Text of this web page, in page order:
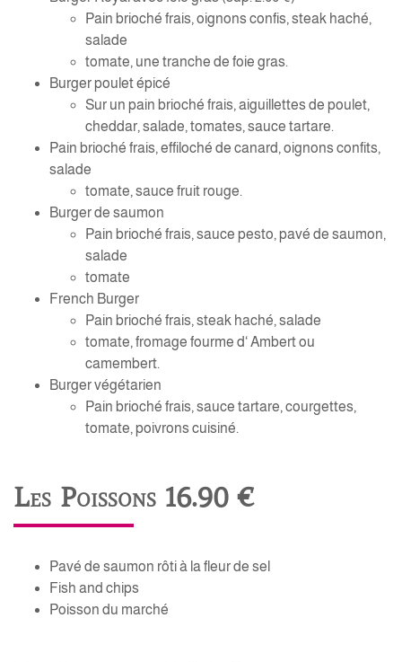
Pain brioché frais, oignons confis, steak haché,
salade
tomate, une tranche de foie gras.
Burger poulet épicé
Sur un pain brioché frais, aiguillettes de poulet,
cheddar, salade, tomates, sauce tartare.
Pain brioché frais, effiloché de canard, oignons confits,
salade
tomate, sauce fruit rouge.
Burger de saumon
Pain brioché frais, sauce pesto, pavé de saumon,
salade
tomate
French Burger
Pain brioché frais, steak haché, salade
tomate, fromage fourme d‘ Ambert ou
camembert.
Burger végétarien
Pain brioché frais, sauce tartare, courgettes,
tomate, poivrons cuisiné.
Les Poissons 16.90 €
Pavé de saumon rôti à la fleur de sel
Fish and chips
Poisson du marché